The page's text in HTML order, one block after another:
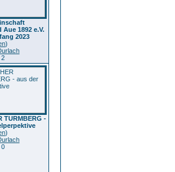
1892 e.V.
2023
)
2
TURMBERG -
)
0